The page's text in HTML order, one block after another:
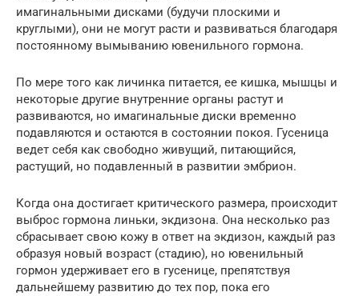
имагинальными дисками (будучи плоскими и
круглыми), они не могут расти и развиваться благодаря
постоянному вымыванию ювенильного гормона.
По мере того как личинка питается, ее кишка, мышцы и
некоторые другие внутренние органы растут и
развиваются, но имагинальные диски временно
подавляются и остаются в состоянии покоя. Гусеница
ведет себя как свободно живущий, питающийся,
растущий, но подавленный в развитии эмбрион.
Когда она достигает критического размера, происходит
выброс гормона линьки, экдизона. Она несколько раз
сбрасывает свою кожу в ответ на экдизон, каждый раз
образуя новый возраст (стадию), но ювенильный
гормон удерживает его в гусенице, препятствуя
дальнейшему развитию до тех пор, пока его